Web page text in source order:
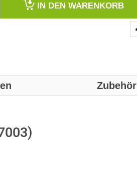
IN DEN WARENKORB
Zubehör